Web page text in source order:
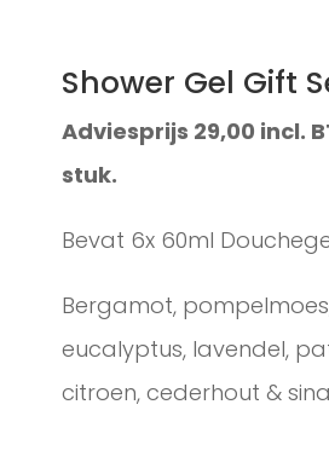
Shower Gel Gift
Adviesprijs 29,00 incl.
stuk.
Bevat 6x 60ml
Bergamot,
eucalyptus, lavendel,
citroen, cederhout &